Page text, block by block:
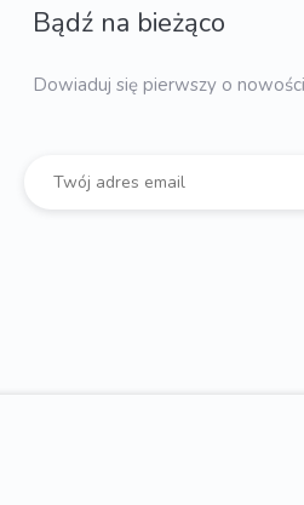
Bądź na bieżąco
Dowiaduj się pierwszy o